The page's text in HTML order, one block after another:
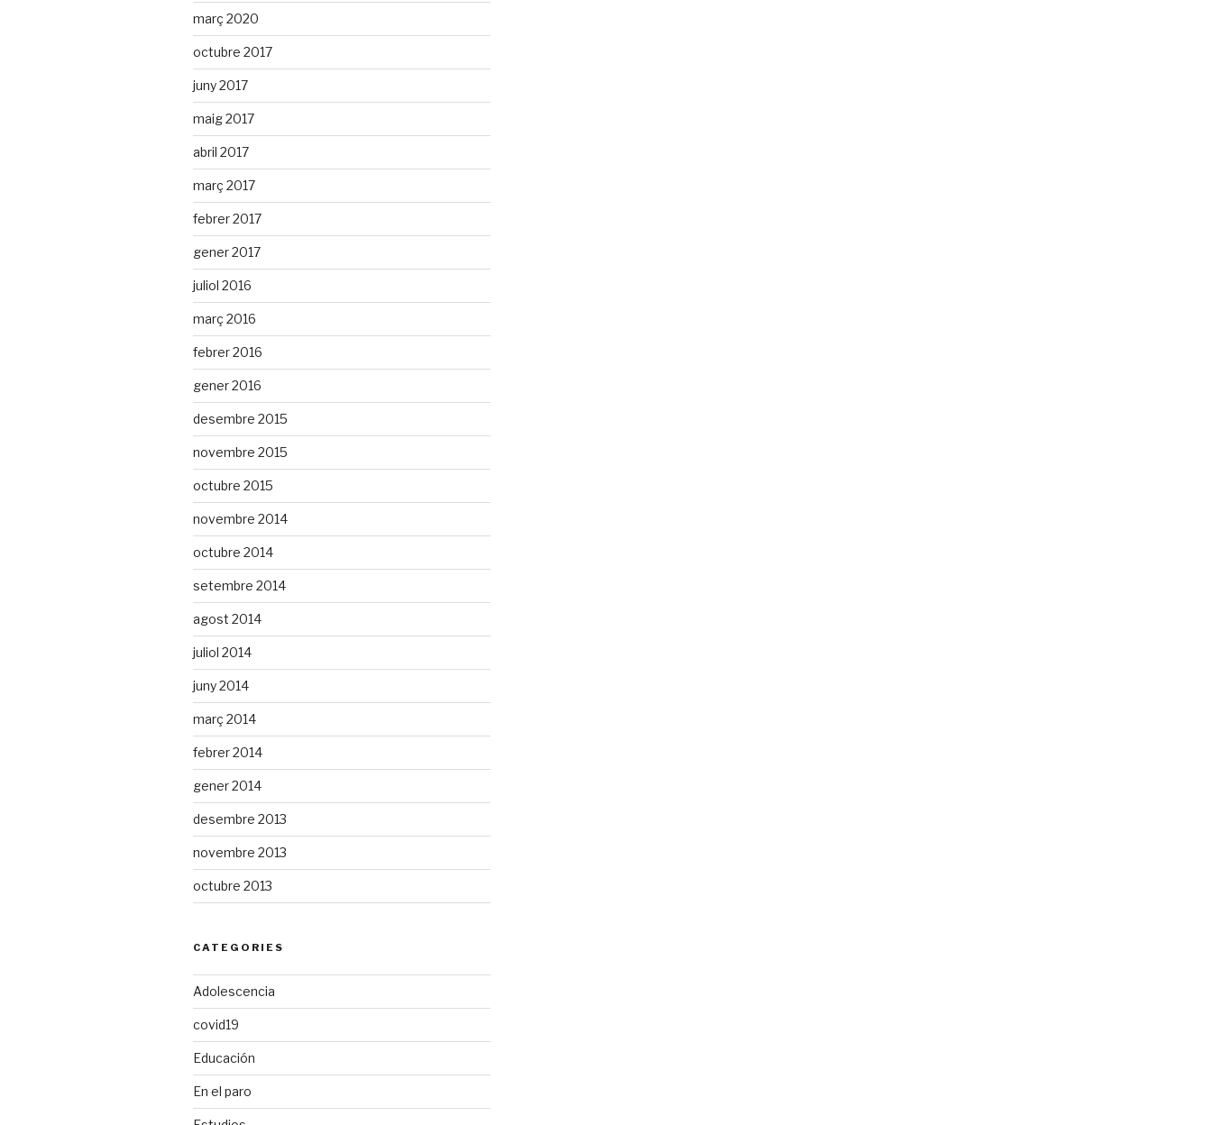
març 2020
octubre 2017
juny 2017
maig 2017
abril 2017
març 2017
febrer 2017
gener 2017
juliol 2016
març 2016
febrer 2016
gener 2016
desembre 2015
novembre 2015
octubre 2015
novembre 2014
octubre 2014
setembre 2014
agost 2014
juliol 2014
juny 2014
març 2014
febrer 2014
gener 2014
desembre 2013
novembre 2013
octubre 2013
CATEGORIES
Adolescencia
covid19
Educación
En el paro